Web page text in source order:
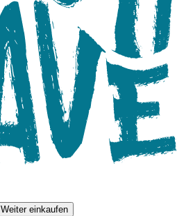
Weiter einkaufen